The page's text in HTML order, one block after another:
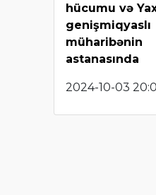
hücumu və
genişmiqyaslı
müharibənin
astanasında
2024-10-03